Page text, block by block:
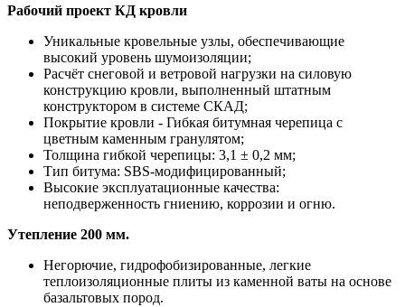
Рабочий проект КД кровли
Уникальные кровельные узлы, обеспечивающие
высокий уровень шумоизоляции;
Расчёт снеговой и ветровой нагрузки на силовую
конструкцию кровли, выполненный штатным
конструктором в системе СКАД;
Покрытие кровли - Гибкая битумная черепица с
цветным каменным гранулятом;
Толщина гибкой черепицы: 3,1 ± 0,2 мм;
Тип битума: SBS-модифицированный;
Высокие эксплуатационные качества:
неподверженность гниению, коррозии и огню.
Утепление 200 мм.
Негорючие, гидрофобизированные, легкие
теплоизоляционные плиты из каменной ваты на основе
базальтовых пород.